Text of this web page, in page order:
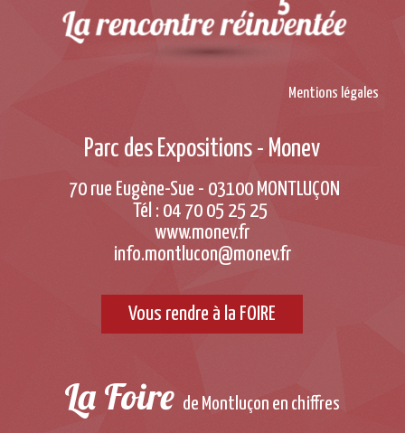
Mentions légales
Parc des Expositions - Monev
70 rue Eugène-Sue - 03100 MONTLUÇON
Tél : 04 70 05 25 25
www.monev.fr
info.montlucon@monev.fr
Vous rendre à la FOIRE
La Foire de Montluçon en chiffres